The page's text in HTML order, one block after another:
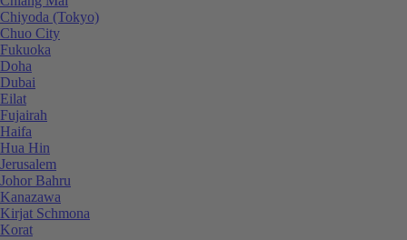
Chiyoda (Tokyo)
Chuo City
Fukuoka
Doha
Dubai
Eilat
Fujairah
Haifa
Hua Hin
Jerusalem
Johor Bahru
Kanazawa
Kirjat Schmona
Korat